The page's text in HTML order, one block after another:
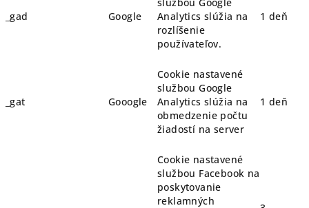
_gad Google
Analytics slúžia na
rozlíšenie
používateľov.
1 deň
_gat Gooogle
Cookie nastavené
službou Google
Analytics slúžia na
obmedzenie počtu
žiadostí na server
1 deň
Cookie nastavené
službou Facebook na
poskytovanie
reklamných